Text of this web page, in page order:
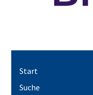
Start
Suche